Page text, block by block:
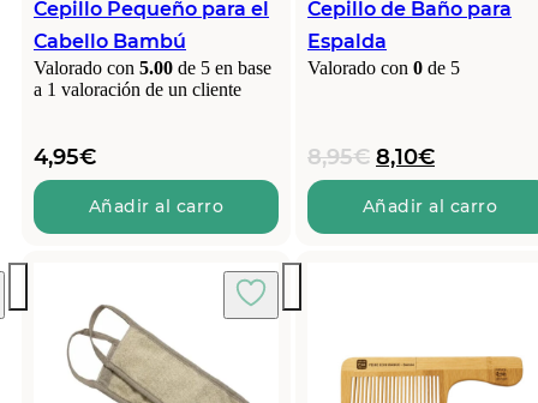
Cepillo Pequeño para el
Cabello Bambú
Valorado con 5.00 de 5 en base
a 1 valoración de un cliente
4,95€
Añadir al carro
Cepillo de Baño para
Espalda
Valorado con 0 de 5
8,95€ El
precio
original
era:
8,10€El
precio
actual
es:
Añadir al carro